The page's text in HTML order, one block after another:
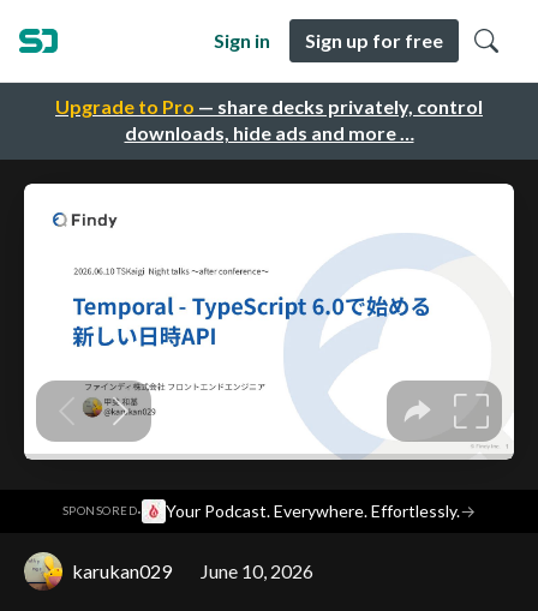
Upgrade to Pro — share decks privately, control
downloads, hide ads and more …
Sign in Sign up for free
SPONSORED· Your Podcast. Everywhere. Effortlessly.→
karukan029 June 10, 2026